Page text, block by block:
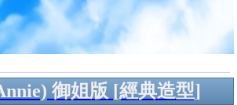
御姐版 [經典造型]